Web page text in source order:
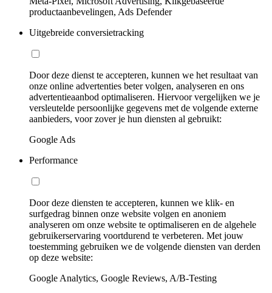
productaanbevelingen, Ads Defender
Uitgebreide conversietracking
Door deze dienst te accepteren, kunnen we het resultaat van
onze online advertenties beter volgen, analyseren en ons
advertentieaanbod optimaliseren. Hiervoor vergelijken we je
versleutelde persoonlijke gegevens met de volgende externe
aanbieders, voor zover je hun diensten al gebruikt:
Google Ads
Performance
Door deze diensten te accepteren, kunnen we klik- en
surfgedrag binnen onze website volgen en anoniem
analyseren om onze website te optimaliseren en de algehele
gebruikerservaring voortdurend te verbeteren. Met jouw
toestemming gebruiken we de volgende diensten van derden
op deze website:
Google Analytics, Google Reviews, A/B-Testing